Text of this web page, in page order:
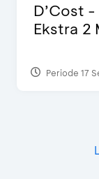
D’Cost
Ekstra 2
Periode 17